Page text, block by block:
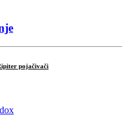
pojačivači